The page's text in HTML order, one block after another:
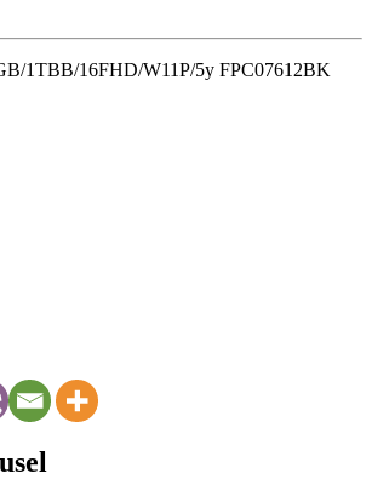
1TBB/16FHD/W11P/5y FPC07612BK